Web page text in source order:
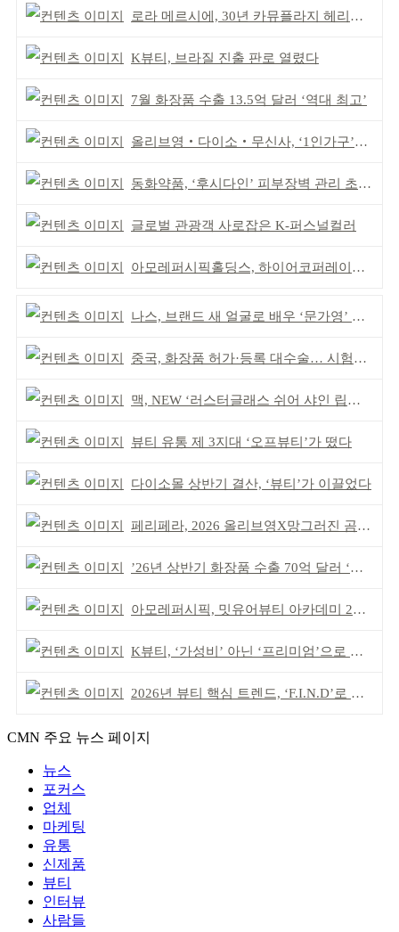
로라 메르시에, 30년 카뮤플라지 헤리티지 담아
K뷰티, 브라질 진출 판로 열렸다
7월 화장품 수출 13.5억 달러 ‘역대 최고’
올리브영‧다이소‧무신사, ‘1인가구’가 이끈다
동화약품, ‘후시다인’ 피부장벽 관리 초점 ‘리브랜딩’
글로벌 관광객 사로잡은 K-퍼스널컬러
아모레퍼시픽홀딩스, 하이어코퍼레이션과 투자계약
나스, 브랜드 새 얼굴로 배우 ‘문가영’ 발탁
중국, 화장품 허가·등록 대수술… 시험자료 공용 허용
맥, NEW ‘러스터글래스 쉬어 샤인 립스틱’ 출시
뷰티 유통 제 3지대 ‘오프뷰티’가 떴다
다이소몰 상반기 결산, ‘뷰티’가 이끌었다
페리페라, 2026 올리브영X망그러진 곰 콜라보
’26년 상반기 화장품 수출 70억 달러 ‘역대 최고’
아모레퍼시픽, 밋유어뷰티 아카데미 2기 발대식
K뷰티, ‘가성비’ 아닌 ‘프리미엄’으로 승부걸어야
2026년 뷰티 핵심 트렌드, ‘F.I.N.D’로 읽는다
CMN 주요 뉴스 페이지
뉴스
포커스
업체
마케팅
유통
신제품
뷰티
인터뷰
사람들